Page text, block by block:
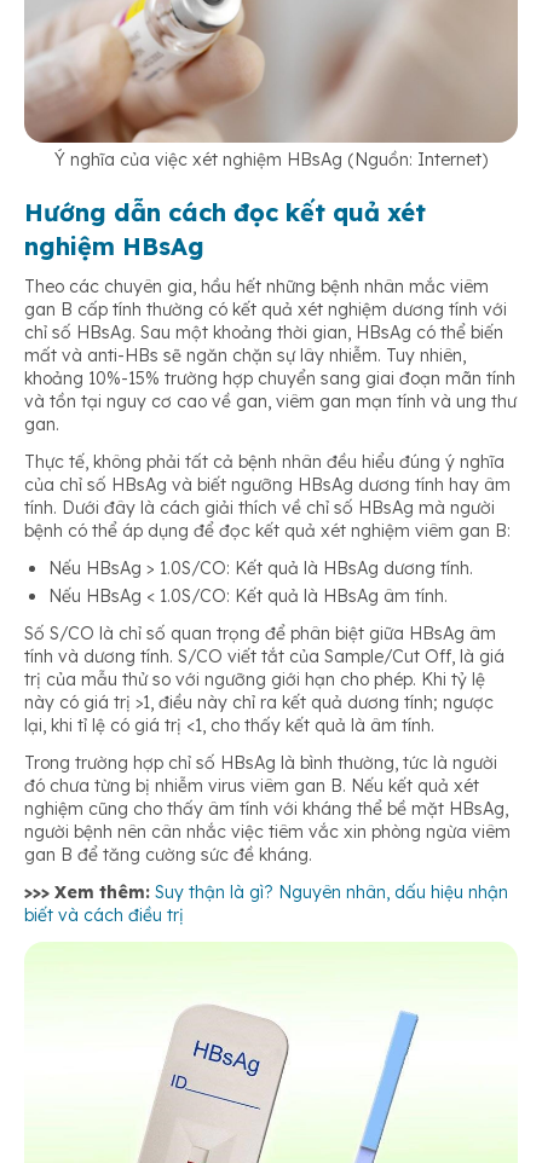
Ý nghĩa của việc xét nghiệm HBsAg (Nguồn: Internet)
Hướng dẫn cách đọc kết quả xét
nghiệm HBsAg
Theo các chuyên gia, hầu hết những bệnh nhân mắc viêm
gan B cấp tính thường có kết quả xét nghiệm dương tính với
chỉ số HBsAg. Sau một khoảng thời gian, HBsAg có thể biến
mất và anti-HBs sẽ ngăn chặn sự lây nhiễm. Tuy nhiên,
khoảng 10%-15% trường hợp chuyển sang giai đoạn mãn tính
và tồn tại nguy cơ cao về gan, viêm gan mạn tính và ung thư
gan.
Thực tế, không phải tất cả bệnh nhân đều hiểu đúng ý nghĩa
của chỉ số HBsAg và biết ngưỡng HBsAg dương tính hay âm
tính. Dưới đây là cách giải thích về chỉ số HBsAg mà người
bệnh có thể áp dụng để đọc kết quả xét nghiệm viêm gan B:
Nếu HBsAg > 1.0S/CO: Kết quả là HBsAg dương tính.
Nếu HBsAg < 1.0S/CO: Kết quả là HBsAg âm tính.
Số S/CO là chỉ số quan trọng để phân biệt giữa HBsAg âm
tính và dương tính. S/CO viết tắt của Sample/Cut Off, là giá
trị của mẫu thử so với ngưỡng giới hạn cho phép. Khi tỷ lệ
này có giá trị >1, điều này chỉ ra kết quả dương tính; ngược
lại, khi tỉ lệ có giá trị <1, cho thấy kết quả là âm tính.
Trong trường hợp chỉ số HBsAg là bình thường, tức là người
đó chưa từng bị nhiễm virus viêm gan B. Nếu kết quả xét
nghiệm cũng cho thấy âm tính với kháng thể bề mặt HBsAg,
người bệnh nên cân nhắc việc tiêm vắc xin phòng ngừa viêm
gan B để tăng cường sức đề kháng.
>>> Xem thêm: Suy thận là gì? Nguyên nhân, dấu hiệu nhận
biết và cách điều trị